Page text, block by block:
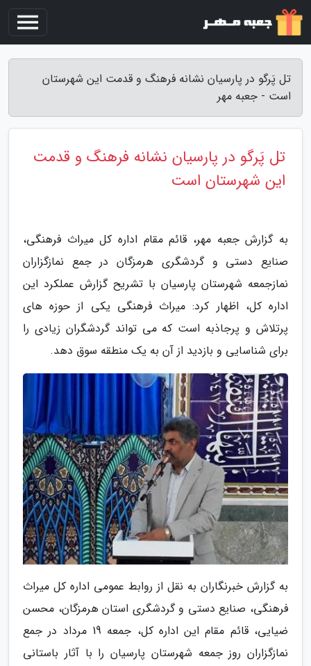
تل پَرگو در پارسیان نشانه فرهنگ و قدمت این شهرستان
است - جعبه مهر
تل پَرگو در پارسیان نشانه فرهنگ و قدمت
این شهرستان است
به گزارش جعبه مهر، قائم مقام اداره کل میراث فرهنگی،
صنایع دستی و گردشگری هرمزگان در جمع نمازگزاران
نمازجمعه شهرستان پارسیان با تشریح گزارش عملکرد این
اداره کل، اظهار کرد: میراث فرهنگی یکی از حوزه های
پرتلاش و پرجاذبه است که می تواند گردشگران زیادی را
برای شناسایی و بازدید از آن به یک منطقه سوق دهد.
به گزارش خبرنگاران به نقل از روابط عمومی اداره کل میراث
فرهنگی، صنایع دستی و گردشگری استان هرمزگان، محسن
ضیایی، قائم مقام این اداره کل، جمعه 19 مرداد در جمع
نمازگزاران روز جمعه شهرستان پارسیان را با آثار باستانی